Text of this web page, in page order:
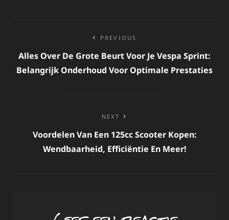
navigatie
PREVIOUS
Alles Over De Grote Beurt Voor Je Vespa Sprint:
Belangrijk Onderhoud Voor Optimale Prestaties
NEXT
Voordelen Van Een 125cc Scooter Kopen:
Wendbaarheid, Efficiëntie En Meer!